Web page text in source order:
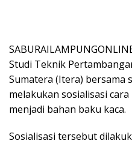
Studi Teknik
Sumatera (Itera) bersama
melakukan sosialisasi
menjadi bahan baku kaca.
Sosialisasi tersebut